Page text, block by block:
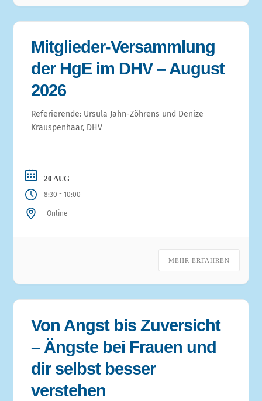
Mitglieder-Versammlung
der HgE im DHV – August
2026
Referierende: Ursula Jahn-Zöhrens und Denize
Krauspenhaar, DHV
20 AUG
8:30 -10:00
Online
MEHR ERFAHREN
Von Angst bis Zuversicht
– Ängste bei Frauen und
dir selbst besser
verstehen